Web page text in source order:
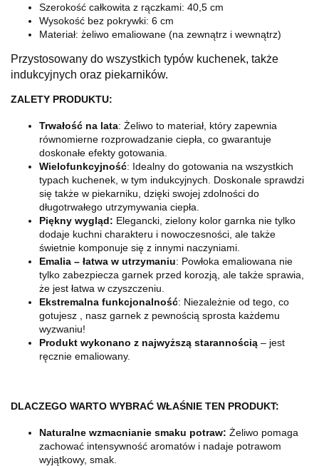
Szerokość całkowita z rączkami: 40,5 cm
Wysokość bez pokrywki: 6 cm
Materiał: żeliwo emaliowane (na zewnątrz i wewnątrz)
Przystosowany do wszystkich typów kuchenek, także
indukcyjnych oraz piekarników.
ZALETY PRODUKTU:
Trwałość na lata: Żeliwo to materiał, który zapewnia
równomierne rozprowadzanie ciepła, co gwarantuje
doskonałe efekty gotowania.
Wielofunkcyjność: Idealny do gotowania na wszystkich
typach kuchenek, w tym indukcyjnych. Doskonale sprawdzi
się także w piekarniku, dzięki swojej zdolności do
długotrwałego utrzymywania ciepła.
Piękny wygląd: Elegancki, zielony kolor garnka nie tylko
dodaje kuchni charakteru i nowoczesności, ale także
świetnie komponuje się z innymi naczyniami.
Emalia – łatwa w utrzymaniu: Powłoka emaliowana nie
tylko zabezpiecza garnek przed korozją, ale także sprawia,
że jest łatwa w czyszczeniu.
Ekstremalna funkcjonalność: Niezależnie od tego, co
gotujesz , nasz garnek z pewnością sprosta każdemu
wyzwaniu!
Produkt wykonano z najwyższą starannością – jest
ręcznie emaliowany.
DLACZEGO WARTO WYBRAĆ WŁAŚNIE TEN PRODUKT:
Naturalne wzmacnianie smaku potraw: Żeliwo pomaga
zachować intensywność aromatów i nadaje potrawom
wyjątkowy, smak.